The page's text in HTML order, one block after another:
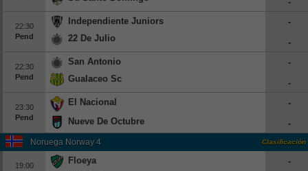
22:30
Pend
Independiente Juniors
22 De Julio
-
-
22:30
Pend
San Antonio
Gualaceo Sc
-
-
23:30
Pend
El Nacional
Nueve De Octubre
-
-
Noruega Norway 4 Clasificación
19:00
Floeya
-